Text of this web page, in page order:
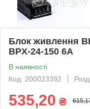
Блок живлення
BPX-24-150 6А
В наявності
Код: 200023392
535,20 ₴